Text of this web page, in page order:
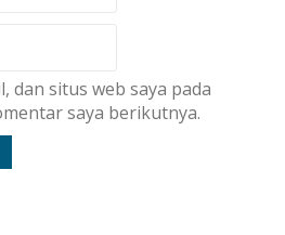
dan situs web saya pada
saya berikutnya.